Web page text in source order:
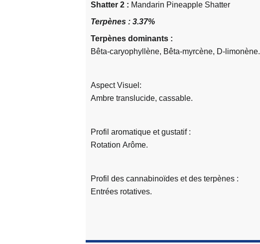
Shatter 2 : Mandarin Pineapple Shatter
Terpènes : 3.37%
Terpènes dominants :
Bêta-caryophyllène, Bêta-myrcène, D-limonène.
Aspect Visuel:
Ambre translucide, cassable.
Profil aromatique et gustatif :
Rotation Arôme.
Profil des cannabinoïdes et des terpènes :
Entrées rotatives.